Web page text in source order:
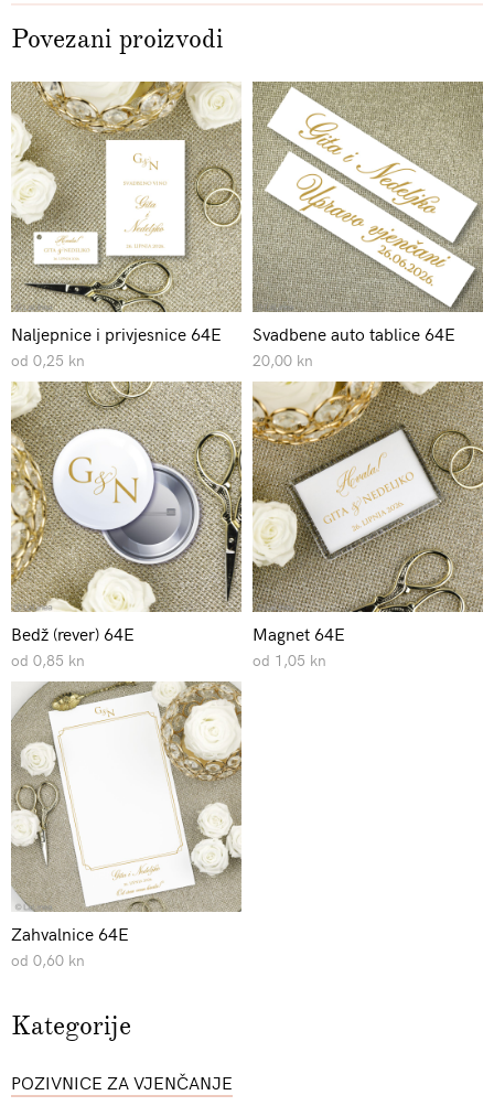
Povezani proizvodi
Naljepnice i privjesnice 64E
od 0,25 kn
Svadbene auto tablice 64E
20,00 kn
Bedž (rever) 64E
od 0,85 kn
Magnet 64E
od 1,05 kn
Zahvalnice 64E
od 0,60 kn
Kategorije
POZIVNICE ZA VJENČANJE